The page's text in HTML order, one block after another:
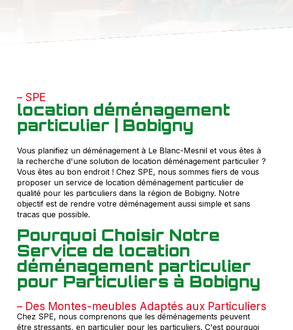
SPE
location déménagement
particulier | Bobigny
Vous planifiez un déménagement à Le Blanc-Mesnil et vous êtes à
la recherche d'une solution de location déménagement particulier ?
Vous êtes au bon endroit ! Chez SPE, nous sommes fiers de vous
proposer un service de location déménagement particulier de
qualité pour les particuliers dans la région de Bobigny. Notre
objectif est de rendre votre déménagement aussi simple et sans
tracas que possible.
Pourquoi Choisir Notre
Service de location
déménagement particulier
pour Particuliers à Bobigny
Des Montes-meubles Adaptés aux Particuliers
Chez SPE, nous comprenons que les déménagements peuvent
être stressants, en particulier pour les particuliers. C'est pourquoi